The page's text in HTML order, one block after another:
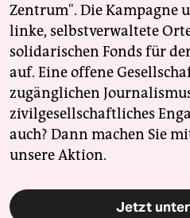
Zentrum". Die Kampagne
linke, selbstverwaltete
solidarischen Fonds für
auf. Eine offene
zugänglichen
zivilgesellschaftliches
auch? Dann machen Sie
unsere Aktion.
Jetzt